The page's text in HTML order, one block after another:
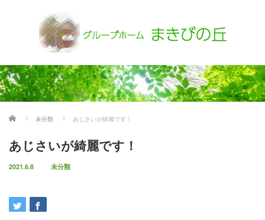
ホーム 未分類 あじさいが綺麗です！
あじさいが綺麗です！
2021.6.8 未分類